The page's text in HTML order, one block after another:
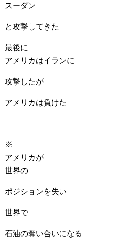
スーダン
と攻撃してきた
最後に
アメリカはイランに
攻撃したが
アメリカは負けた
※
アメリカが
世界の
ポジションを失い
世界で
石油の奪い合いになる